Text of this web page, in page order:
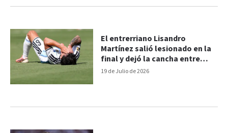
19 de Julio de 2026
El entrerriano Lisandro
Martínez salió lesionado en la
final y dejó la cancha entre
lágrimas